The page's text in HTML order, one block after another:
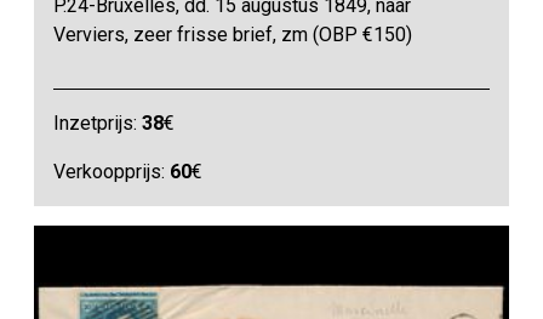
P.24-Bruxelles, dd. 15 augustus 1849, naar
Verviers, zeer frisse brief, zm (OBP €150)
Inzetprijs:38€
Verkoopprijs: 60€